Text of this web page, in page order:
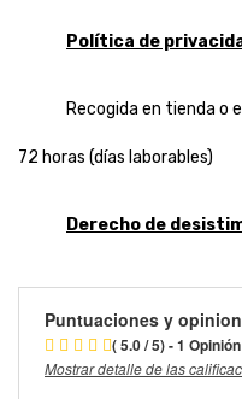
Política de
Recogida en tienda o
72 horas (días laborables)
Derecho de
Puntuaciones y
( 5.0 / 5) - 1
Mostrar detalle de las